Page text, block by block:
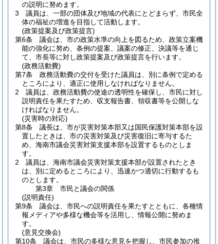
の説明に努めます。
3
議員は、一部の団体及び地域の代表にとどまらず、市民全
体の福祉の増進を目指して活動します。
(政策提案及び政策提言)
第6条
議会は、市の政策水準の向上を図るため、政策立案機
能の強化に努め、条例の提案、議案の修正、決議等を通じ
て、市長等に対し政策提案及び政策提言を行います。
(政務活動費)
第7条
政務活動費の交付を受けた議員は、別に条例で定める
ところにより、適正に使用しなければなりません。
2
議員は、政務活動費の使途の透明性を確保し、市民に対し
説明責任を果たすため、収支報告書、領収書等を公開しな
ければなりません。
(災害時の対応)
第8条
議長は、市が災害対策本部又は国民保護対策本部を設
置したときは、市の災害対策及び災害復旧に寄与するた
め、海南市議会災害対策支援本部を設置するものとしま
す。
2
議員は、海南市議会災害対策支援本部が設置されたとき
は、別に定めるところにより、迅速かつ適切に行動するも
のとします。
第3章
市民と議会の関係
(説明責任)
第9条
議会は、市民への説明責任を果たすとともに、各種情
報メディアや多様な機会等を活用し、情報公開に努めま
す。
(意見交換会)
第10条
議会は、市民の多様な意見を把握し、市民参加の推